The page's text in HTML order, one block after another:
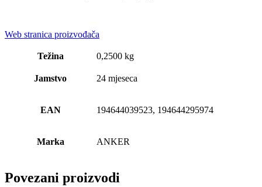
Web stranica proizvođača
Težina 0,2500 kg
Jamstvo 24 mjeseca
EAN 194644039523, 194644295974
Marka ANKER
Povezani proizvodi